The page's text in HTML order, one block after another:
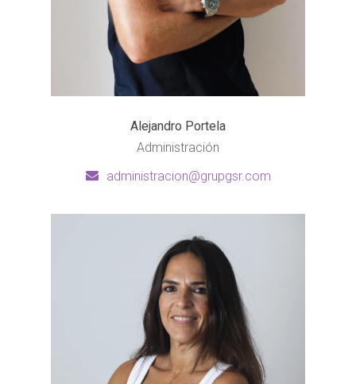
Alejandro Portela
Administración
administracion@grupgsr.com